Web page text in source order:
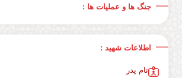
جنگ ها و عملیات ها :
اطلاعات شهید :
نام پدر